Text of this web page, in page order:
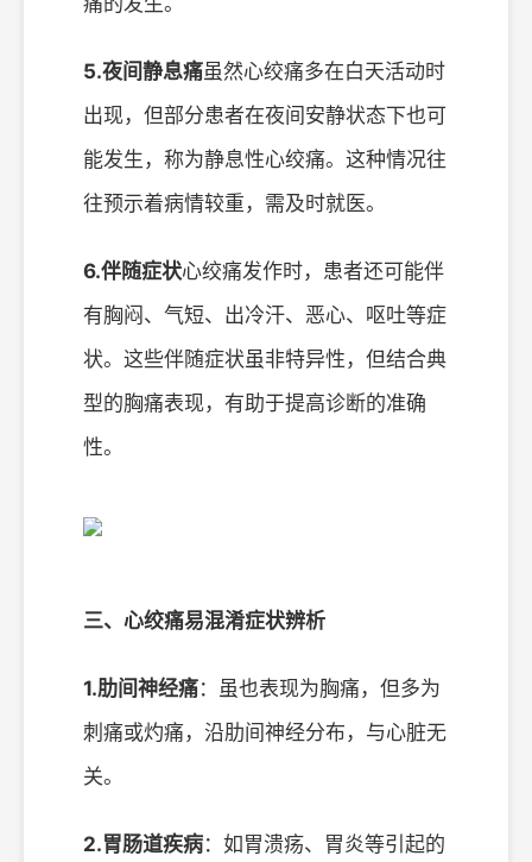
5.夜间静息痛虽然心绞痛多在白天活动时
出现，但部分患者在夜间安静状态下也可
能发生，称为静息性心绞痛。这种情况往
往预示着病情较重，需及时就医。
6.伴随症状心绞痛发作时，患者还可能伴
有胸闷、气短、出冷汗、恶心、呕吐等症
状。这些伴随症状虽非特异性，但结合典
型的胸痛表现，有助于提高诊断的准确
性。
三、心绞痛易混淆症状辨析
1.肋间神经痛：虽也表现为胸痛，但多为
刺痛或灼痛，沿肋间神经分布，与心脏无
关。
2.胃肠道疾病：如胃溃疡、胃炎等引起的